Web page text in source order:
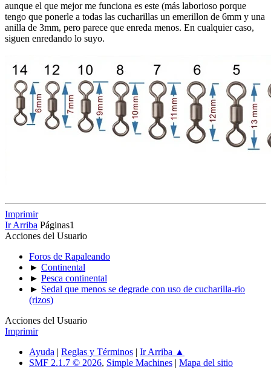
aunque el que mejor me funciona es este (más laborioso porque
tengo que ponerle a todas las cucharillas un emerillon de 6mm y una
anilla de 3mm, pero parece que enreda menos. En cualquier caso,
siguen enredando lo suyo.
Imprimir
Ir Arriba Páginas1
Acciones del Usuario
Foros de Rapaleando
► Continental
► Pesca continental
► Sedal que menos se degrade con uso de cucharilla-rio
(rizos)
Acciones del Usuario
Imprimir
Ayuda | Reglas y Términos | Ir Arriba ▲
SMF 2.1.7 © 2026, Simple Machines | Mapa del sitio